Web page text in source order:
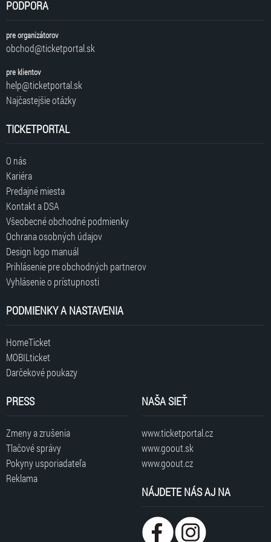
PODPORA
pre organizátorov
obchod@ticketportal.sk
pre klientov
help@ticketportal.sk
Najčastejšie otázky
TICKETPORTAL
O nás
Kariéra
Predajné miesta
Kontakt a DSA
Všeobecné obchodné podmienky
Ochrana osobných údajov
Design logo manuál
Prihlásenie pre obchodných partnerov
Vyhlásenie o prístupnosti
PODMIENKY A NASTAVENIA
HomeTicket
MOBILticket
Darčekové poukazy
PRESS
Zmeny a zrušenia
Tlačové správy
Pokyny usporiadateľa
Reklama
NAŠA SIEŤ
www.ticketportal.cz
www.goout.sk
www.goout.cz
NÁJDETE NÁS AJ NA